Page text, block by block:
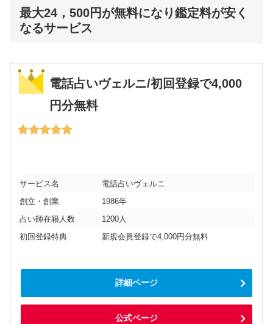
最大24，500円が無料になり鑑定料が安く
なるサービス
電話占いヴェルニ/初回登録で4,000
円分無料
サービス名
電話占いヴェルニ
創立・創業
1986年
占い師在籍人数
1200人
初回登録特典
新規会員登録で4,000円分無料
詳細ページ
公式ページ